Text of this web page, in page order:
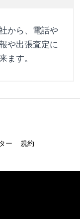
から、電話や
や出張査定に
ます。
ー
規約